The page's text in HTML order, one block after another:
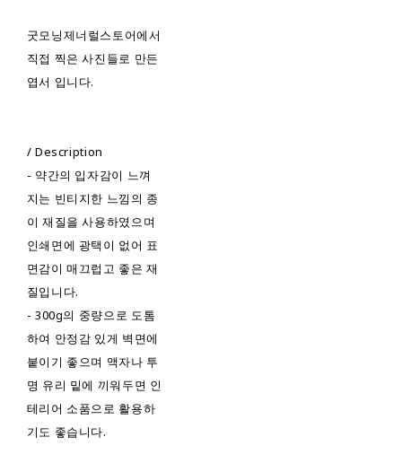
굿모닝제너럴스토어에서
직접 찍은 사진들로 만든
엽서 입니다.
/ Description
- 약간의 입자감이 느껴
지는 빈티지한 느낌의 종
이 재질을 사용하였으며
인쇄면에 광택이 없어 표
면감이 매끄럽고 좋은 재
질입니다.
- 300g의 중량으로 도톰
하여 안정감 있게 벽면에
붙이기 좋으며 액자나 투
명 유리 밑에 끼워두면 인
테리어 소품으로 활용하
기도 좋습니다.